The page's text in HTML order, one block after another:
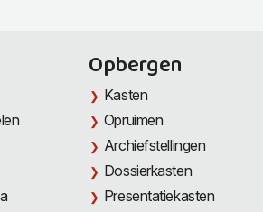
Opbergen
Kasten
Opruimen
Archiefstellingen
Dossierkasten
Presentatiekasten